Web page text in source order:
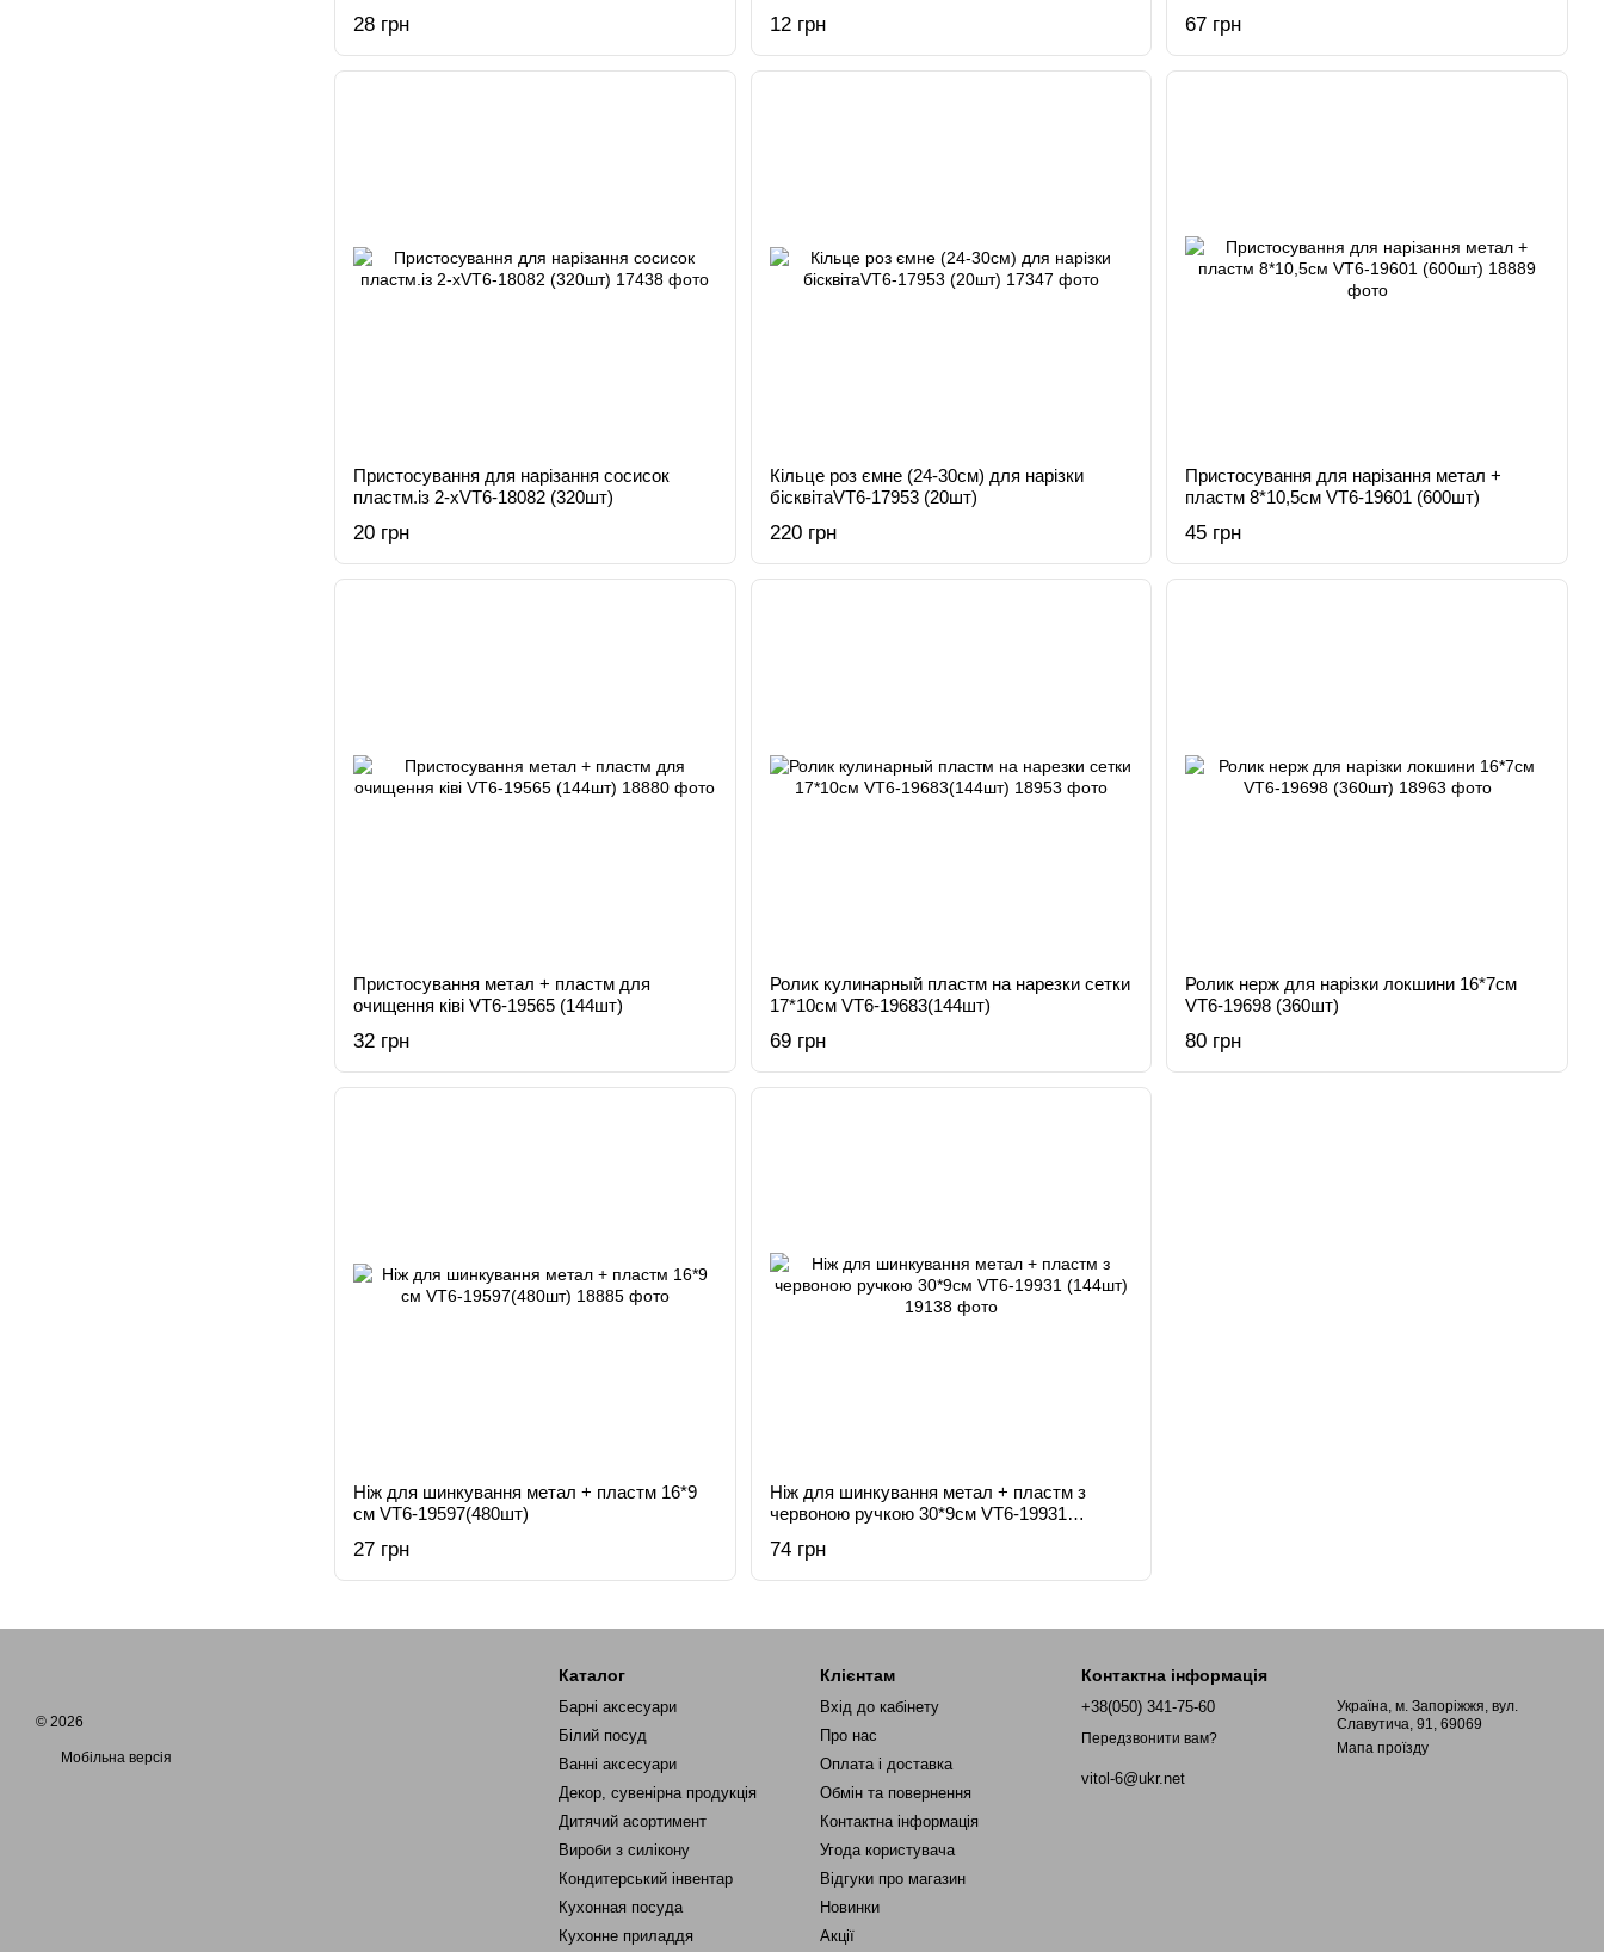
28 грн 12 грн 67 грн
Пристосування для нарізання сосисок
пластм.із 2-хVT6-18082 (320шт)
20 грн
Кільце роз ємне (24-30см) для нарізки
бісквітаVT6-17953 (20шт)
220 грн
Пристосування для нарізання метал +
пластм 8*10,5см VT6-19601 (600шт)
45 грн
Пристосування метал + пластм для
очищення ківі VT6-19565 (144шт)
32 грн
Ролик кулинарный пластм на нарезки сетки
17*10см VT6-19683(144шт)
69 грн
Ролик нерж для нарізки локшини 16*7см
VT6-19698 (360шт)
80 грн
Ніж для шинкування метал + пластм 16*9
см VT6-19597(480шт)
27 грн
Ніж для шинкування метал + пластм з
червоною ручкою 30*9см VT6-19931
74 грн
© 2026
Мобільна версія
Каталог
Барні аксесуари
Білий посуд
Ванні аксесуари
Декор, сувенірна продукція
Дитячий асортимент
Вироби з силікону
Кондитерський інвентар
Кухонная посуда
Кухонне приладдя
Клієнтам
Вхід до кабінету
Про нас
Оплата і доставка
Обмін та повернення
Контактна інформація
Угода користувача
Відгуки про магазин
Новинки
Акції
Контактна інформація
+38(050) 341-75-60
Передзвонити вам?
vitol-6@ukr.net
Україна, м. Запоріжжя, вул.
Славутича, 91, 69069
Мапа проїзду